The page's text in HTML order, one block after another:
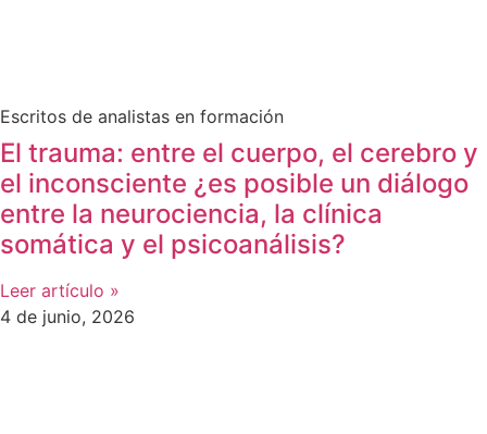
Escritos de analistas en formación
El trauma: entre el cuerpo, el cerebro y
el inconsciente ¿es posible un diálogo
entre la neurociencia, la clínica
somática y el psicoanálisis?
Leer artículo »
4 de junio, 2026